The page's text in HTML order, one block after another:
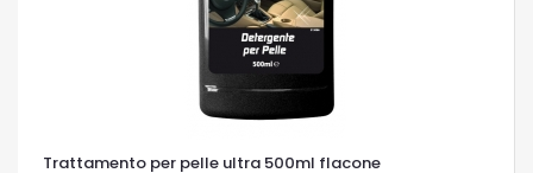
Trattamento per pelle ultra 500ml flacone